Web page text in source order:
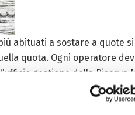
abituati a sostare a quote
quota. Ogni operatore
gestione della Riserva
dell’educazione al
che sicuramente non